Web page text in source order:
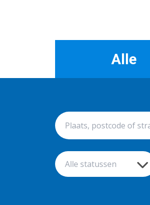
Alle